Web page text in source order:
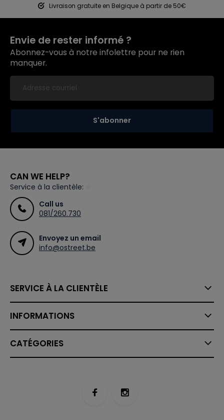
Livraison gratuite en Belgique à partir de 50€
Envie de rester informé ?
Abonnez-vous à notre infolettre pour ne rien
manquer.
S'abonner
CAN WE HELP?
Service à la clientèle:
Call us
081/260.730
Envoyez un email
info@ostreet.be
SERVICE À LA CLIENTÈLE
INFORMATIONS
CATÉGORIES